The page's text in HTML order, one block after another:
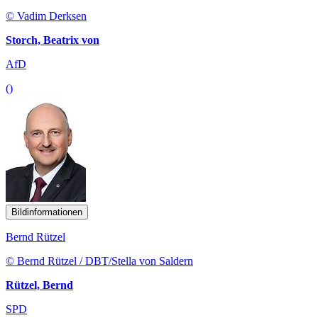
© Vadim Derksen
Storch, Beatrix von
AfD
()
Bildinformationen
Bernd Rützel
© Bernd Rützel / DBT/Stella von Saldern
Rützel, Bernd
SPD